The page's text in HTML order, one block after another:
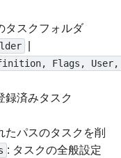
タスクフォルダ
Flags, User,
録済みタスク
たパスのタスクを削
: タスクの全般設定